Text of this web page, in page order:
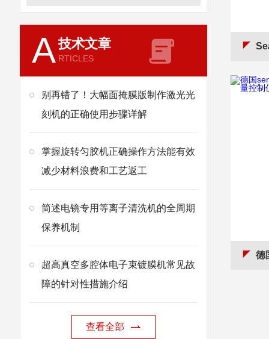
A技术文章
RTICLES
别再错了！大幅面掩膜版制作激光光
刻机的正确使用步骤详解
掌握旋转匀胶机正确操作方法能有效
减少材料浪费和工艺返工
简述电镜专用等离子清洗机的全周期
保养机制
超高真空多腔体电子束镀膜机常见故
障的针对性措施介绍
查看全部
德国